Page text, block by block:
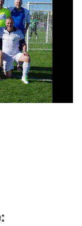
successiva